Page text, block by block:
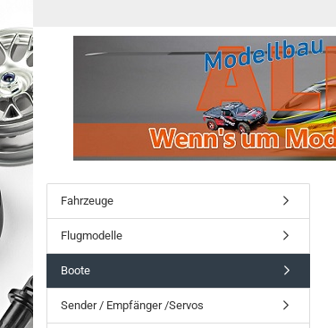
Fahrzeuge
Flugmodelle
Boote
Sender / Empfänger /Servos